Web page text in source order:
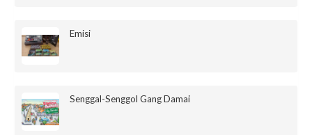
Emisi
Senggal-Senggol Gang Damai